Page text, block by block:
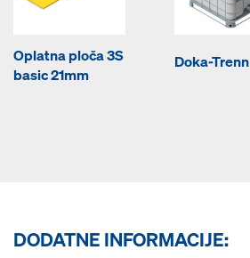
Oplatna ploča 3S
basic 21mm
Doka-Trenn
DODATNE INFORMACIJE: